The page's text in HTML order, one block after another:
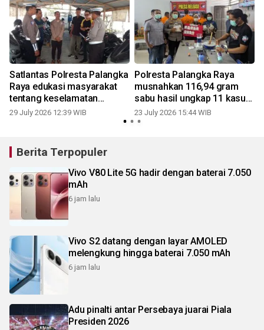
Satlantas Polresta Palangka
Raya edukasi masyarakat
tentang keselamatan
berkendara
29 July 2026 12:39 WIB
Polresta Palangka Raya
musnahkan 116,94 gram
sabu hasil ungkap 11 kasus
narkotika
23 July 2026 15:44 WIB
Berita Terpopuler
Vivo V80 Lite 5G hadir dengan baterai 7.050
mAh
6 jam lalu
Vivo S2 datang dengan layar AMOLED
melengkung hingga baterai 7.050 mAh
6 jam lalu
Adu pinalti antar Persebaya juarai Piala
Presiden 2026